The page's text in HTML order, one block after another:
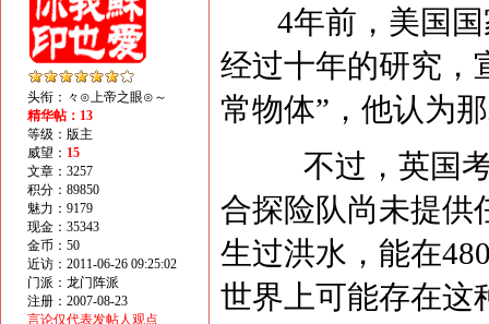
头衔：々⊙上帝之眼⊙～
精华帖：13
等级：版主
威望： 15
文章：3257
积分：89850
魅力：9179
现金：35343
金币：50
近访：2011-06-26 09:25:02
门派：龙门阵派
注册：2007-08-23
言论仅代表发帖人观点
4年前，美国国
经过十年的研究，
常物体”，他认为
不过，英国
合探险队尚未提供
生过洪水，能在
世界上可能存在这